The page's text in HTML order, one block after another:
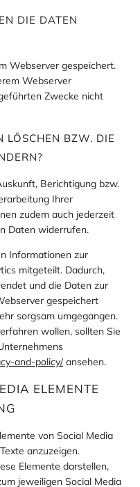
DIE DATEN
Webserver gespeichert.
Webserver
Zwecke nicht
LÖSCHEN BZW. DIE
Berichtigung bzw.
Ihrer
zudem auch jederzeit
Daten widerrufen.
Informationen zur
mitgeteilt. Dadurch,
und die Daten zur
gespeichert
sorgsam umgegangen.
wollen, sollten Sie
and-policy/ansehen.
ELEMENTE
von Social Media
anzuzeigen.
Elemente darstellen,
jeweiligen Social Media